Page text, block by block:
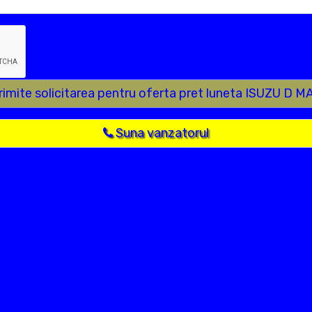
solicitarea pentru oferta pret luneta ISUZU D
Suna vanzatorul